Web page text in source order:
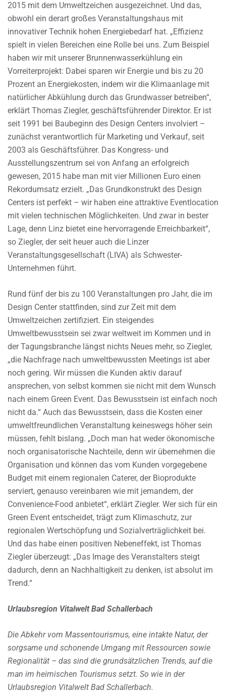
2015 mit dem Umweltzeichen ausgezeichnet. Und das,
obwohl ein derart großes Veranstaltungshaus mit
innovativer Technik hohen Energiebedarf hat. „Effizienz
spielt in vielen Bereichen eine Rolle bei uns. Zum Beispiel
haben wir mit unserer Brunnenwasserkühlung ein
Vorreiterprojekt: Dabei sparen wir Energie und bis zu 20
Prozent an Energiekosten, indem wir die Klimaanlage mit
natürlicher Abkühlung durch das Grundwasser betreiben“,
erklärt Thomas Ziegler, geschäftsführender Direktor. Er ist
seit 1991 bei Baubeginn des Design Centers involviert –
zunächst verantwortlich für Marketing und Verkauf, seit
2003 als Geschäftsführer. Das Kongress- und
Ausstellungszentrum sei von Anfang an erfolgreich
gewesen, 2015 habe man mit vier Millionen Euro einen
Rekordumsatz erzielt. „Das Grundkonstrukt des Design
Centers ist perfekt – wir haben eine attraktive Eventlocation
mit vielen technischen Möglichkeiten. Und zwar in bester
Lage, denn Linz bietet eine hervorragende Erreichbarkeit“,
so Ziegler, der seit heuer auch die Linzer
Veranstaltungsgesellschaft (LIVA) als Schwester-
Unternehmen führt.
Rund fünf der bis zu 100 Veranstaltungen pro Jahr, die im
Design Center stattfinden, sind zur Zeit mit dem
Umweltzeichen zertifiziert. Ein steigendes
Umweltbewusstsein sei zwar weltweit im Kommen und in
der Tagungsbranche längst nichts Neues mehr, so Ziegler,
„die Nachfrage nach umweltbewussten Meetings ist aber
noch gering. Wir müssen die Kunden aktiv darauf
ansprechen, von selbst kommen sie nicht mit dem Wunsch
nach einem Green Event. Das Bewusstsein ist einfach noch
nicht da.“ Auch das Bewusstsein, dass die Kosten einer
umweltfreundlichen Veranstaltung keineswegs höher sein
müssen, fehlt bislang. „Doch man hat weder ökonomische
noch organisatorische Nachteile, denn wir übernehmen die
Organisation und können das vom Kunden vorgegebene
Budget mit einem regionalen Caterer, der Bioprodukte
serviert, genauso vereinbaren wie mit jemandem, der
Convenience-Food anbietet“, erklärt Ziegler. Wer sich für ein
Green Event entscheidet, trägt zum Klimaschutz, zur
regionalen Wertschöpfung und Sozialverträglichkeit bei.
Und das habe einen positiven Nebeneffekt, ist Thomas
Ziegler überzeugt: „Das Image des Veranstalters steigt
dadurch, denn an Nachhaltigkeit zu denken, ist absolut im
Trend.“
Urlaubsregion Vitalwelt Bad Schallerbach
Die Abkehr vom Massentourismus, eine intakte Natur, der
sorgsame und schonende Umgang mit Ressourcen sowie
Regionalität – das sind die grundsätzlichen Trends, auf die
man im heimischen Tourismus setzt. So wie in der
Urlaubsregion Vitalwelt Bad Schallerbach.